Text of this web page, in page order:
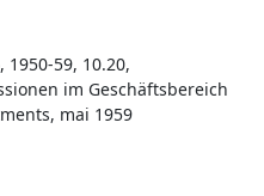
1950-59, 10.20,
im Geschäftsbereich
mai 1959